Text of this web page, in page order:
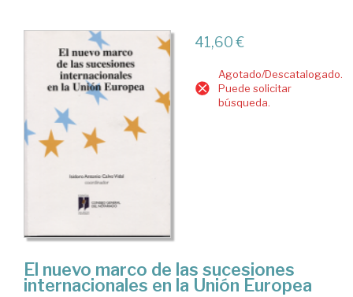
41,60 €
Agotado/Descatalogado.
Puede solicitar
búsqueda.
El nuevo marco de las sucesiones
internacionales en la Unión Europea